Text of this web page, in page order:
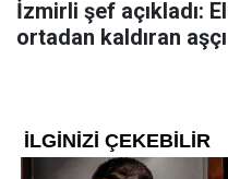
İzmirli şef açıkladı:
ortadan kaldıran aşçı